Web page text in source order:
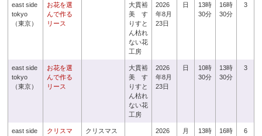
east side
tokyo
（東京）
お花を選
んで作る
リース
大貫裕
美 す
りすと
ん枯れ
ない花
工房
2026
年8月
23日
日
13時
30分
16時
30分
3
east side
tokyo
（東京）
お花を選
んで作る
リース
大貫裕
美 す
りすと
ん枯れ
ない花
工房
2026
年8月
23日
日
10時
30分
13時
30分
3
east side
クリスマ
クリスマス
2026
月
13時
16時
6